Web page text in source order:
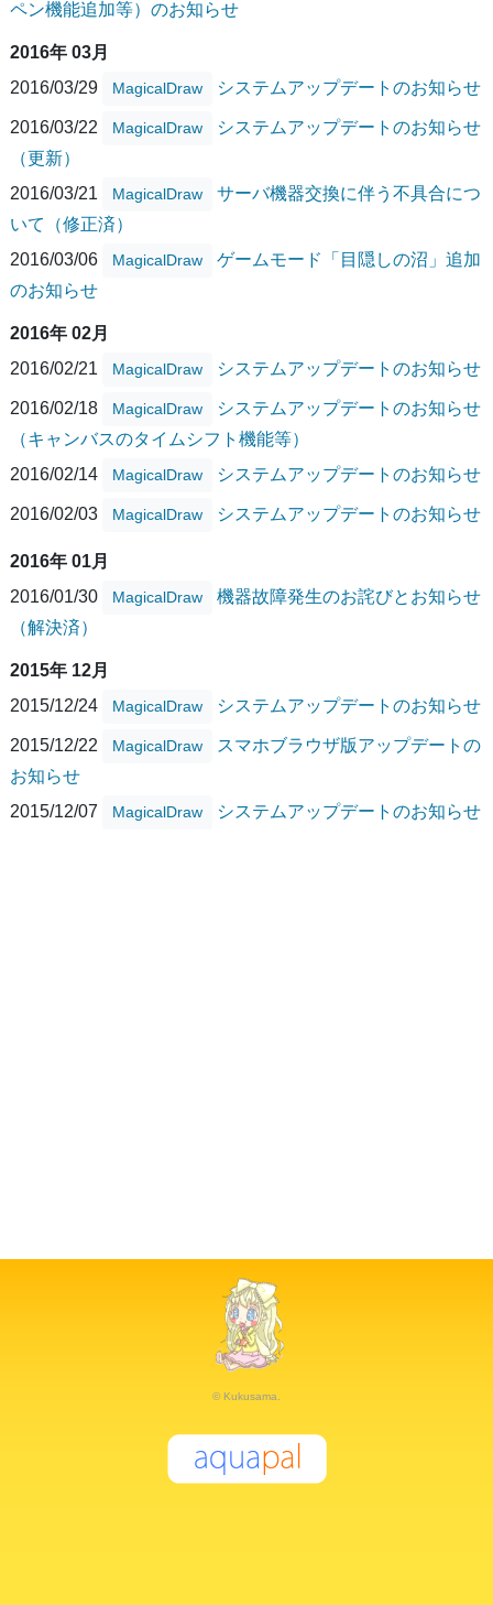
ペン機能追加等）のお知らせ
2016年 03月
2016/03/29
MagicalDraw システムアップデートのお知らせ
2016/03/22 MagicalDraw
システムアップデートのお知らせ
（更新）
2016/03/21
MagicalDraw
サーバ機器交換に伴う不具合につ
いて（修正済）
2016/03/06
MagicalDraw
ゲームモード「目隠しの沼」追加
のお知らせ
2016年 02月
2016/02/21
MagicalDraw システムアップデートのお知らせ
2016/02/18 MagicalDraw
システムアップデートのお知らせ
（キャンバスのタイムシフト機能等）
2016/02/14
MagicalDraw システムアップデートのお知らせ
2016/02/03 MagicalDraw システムアップデートのお知らせ
2016年 01月
2016/01/30
MagicalDraw
機器故障発生のお詫びとお知らせ
（解決済）
2015年 12月
2015/12/24
MagicalDraw システムアップデートのお知らせ
2015/12/22 MagicalDraw
スマホブラウザ版アップデートの
お知らせ
2015/12/07
MagicalDraw システムアップデートのお知らせ
© Kukusama.